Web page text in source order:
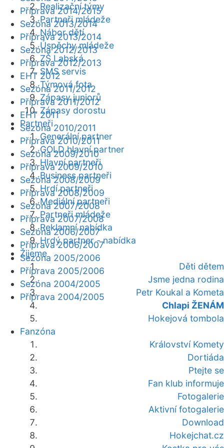
Realizační týmy
Partneři mládeže
Nábor dětí
Úspěchy mládeže
ZŠ Labská
SMS servis
Týmová fota
Zápasy juniorů
Zápasy dorostu
Partneři
Generální partner
GOLD hlavní partner
Hlavní partneři
Business partneři
Hrdí partneři
Mediální partneři
Partneři mládeže
Reklamní nabídka
Hrdý partner - nabídka
Žijeme
Děti dětem
Jsme jedna rodina
Petr Koukal a Kometa
Chlapi ŽENÁM
Hokejová tombola
Fanzóna
Království Komety
Dortiáda
Ptejte se
Fan klub informuje
Fotogalerie
Aktivní fotogalerie
Download
Hokejchat.cz
Příprava 2014/2015
Sezóna 2013/2014
Příprava 2013/2014
Sezóna 2012/2013
Příprava 2012/2013
EHT 2012
Sezóna 2011/2012
Příprava 2011/2012
EHT 2011
Sezóna 2010/2011
Příprava 2010/2011
Sezóna 2009/2010
Příprava 2009/2010
Sezóna 2008/2009
Příprava 2008/2009
Sezóna 2007/2008
Příprava 2007/2008
Sezóna 2006/2007
Příprava 2006/2007
Sezóna 2005/2006
Příprava 2005/2006
Sezóna 2004/2005
Příprava 2004/2005